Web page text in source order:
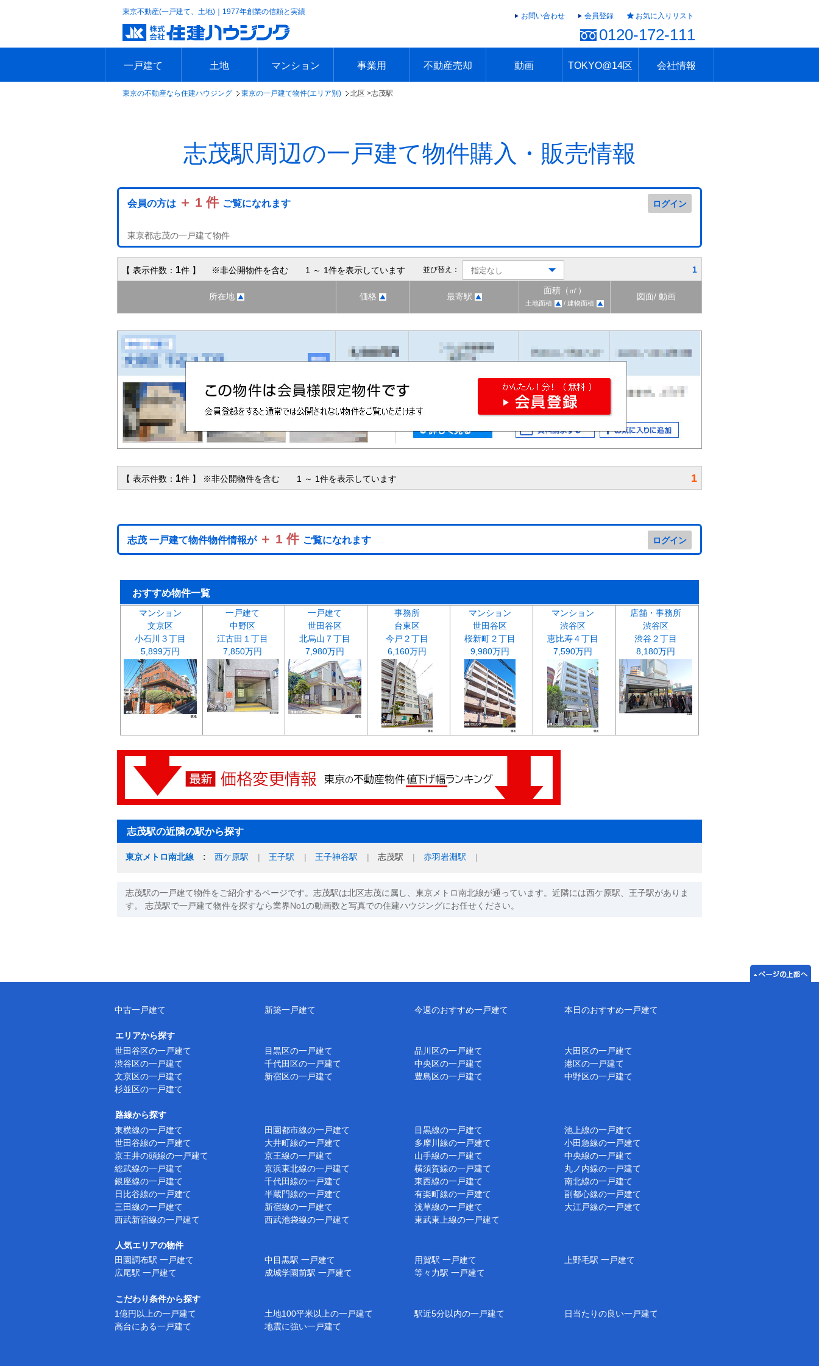
東京不動産(一戸建て、土地)｜1977年創業の信頼と実績
お問い合わせ 会員登録 お気に入りリスト
0120-172-111
一戸建て
エリアで探す
沿線で探す
新築一戸建て
中古一戸建て
本日の新着物件
今週の新着物件
土地
エリアで探す
沿線で探す
本日の新着物件
今週の新着物件
マンション
エリアで探す
沿線で探す
本日の新着物件
今週の新着物件
事業用
エリアで探す
沿線で探す
本日の新着物件
今週の新着物件
不動産売却 動画 TOKYO@14区 会社情報
東京の不動産なら住建ハウジング 東京の一戸建て物件(エリア別) 北区 >志茂駅
志茂駅周辺の一戸建て物件購入・販売情報
会員の方は ＋ 1 件 ご覧になれます ログイン
東京都志茂の一戸建て物件
【 表示件数： 1件 】 ※非公開物件を含む 1 ～ 1件を表示しています 並び替え： 1
所在地 価格 最寄駅
面積（㎡）
土地面積 / 建物面積
図面/ 動画
【 表示件数： 1件 】 ※非公開物件を含む 1 ～ 1件を表示しています 1
志茂 一戸建て物件物件情報が ＋ 1 件 ご覧になれます ログイン
おすすめ物件一覧
マンション
文京区
小石川３丁目
5,899万円
一戸建て
中野区
江古田１丁目
7,850万円
一戸建て
世田谷区
北烏山７丁目
7,980万円
事務所
台東区
今戸２丁目
6,160万円
マンション
世田谷区
桜新町２丁目
9,980万円
マンション
渋谷区
恵比寿４丁目
7,590万円
店舗・事務所
渋谷区
渋谷２丁目
8,180万円
志茂駅の近隣の駅から探す
東京メトロ南北線 西ケ原駅 王子駅 王子神谷駅 志茂駅 赤羽岩淵駅
志茂駅の一戸建て物件をご紹介するページです。志茂駅は北区志茂に属し、東京メトロ南北線が通っています。近隣には西ケ原駅、王子駅がありま
す。 志茂駅で一戸建て物件を探すなら業界No1の動画数と写真での住建ハウジングにお任せください。
中古一戸建て 新築一戸建て 今週のおすすめ一戸建て 本日のおすすめ一戸建て
エリアから探す
世田谷区の一戸建て
目黒区の一戸建て 品川区の一戸建て
大田区の一戸建て
渋谷区の一戸建て
千代田区の一戸建て 中央区の一戸建て
港区の一戸建て
文京区の一戸建て
新宿区の一戸建て 豊島区の一戸建て
中野区の一戸建て
杉並区の一戸建て
路線から探す
東横線の一戸建て
田園都市線の一戸建て 目黒線の一戸建て
池上線の一戸建て
世田谷線の一戸建て
大井町線の一戸建て 多摩川線の一戸建て
小田急線の一戸建て
京王井の頭線の一戸建て
京王線の一戸建て 山手線の一戸建て
中央線の一戸建て
総武線の一戸建て
京浜東北線の一戸建て 横須賀線の一戸建て
丸ノ内線の一戸建て
銀座線の一戸建て
千代田線の一戸建て 東西線の一戸建て
南北線の一戸建て
日比谷線の一戸建て
半蔵門線の一戸建て 有楽町線の一戸建て
副都心線の一戸建て
三田線の一戸建て
新宿線の一戸建て 浅草線の一戸建て
大江戸線の一戸建て
西武新宿線の一戸建て
西武池袋線の一戸建て 東武東上線の一戸建て
人気エリアの物件
田園調布駅 一戸建て
中目黒駅 一戸建て 用賀駅 一戸建て
上野毛駅 一戸建て
広尾駅 一戸建て
成城学園前駅 一戸建て 等々力駅 一戸建て
こだわり条件から探す
1億円以上の一戸建て
土地100平米以上の一戸建て 駅近5分以内の一戸建て
日当たりの良い一戸建て
高台にある一戸建て
地震に強い一戸建て